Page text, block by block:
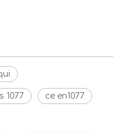
1077 ce en1077